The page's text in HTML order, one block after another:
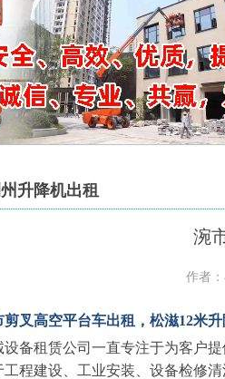
升降机出租
涴
作者
剪叉高空平台车出租，松滋12米升
设备租赁公司一直专注于为客户
工程建设、工业安装、设备检修